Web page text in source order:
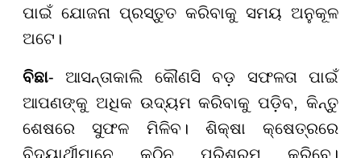
ପାଇଁ ଯୋଜନା ପ୍ରସ୍ତୁତ କରିବାକୁ ସମୟ ଅନୁକୂଳ
ଅଟେ।
ବିଛା- ଆସନ୍ତାକାଲି କୌଣସି ବଡ଼ ସଫଳତା ପାଇଁ
ଆପଣଙ୍କୁ ଅଧିକ ଉଦ୍ୟମ କରିବାକୁ ପଡ଼ିବ, କିନ୍ତୁ
ଶେଷରେ ସୁଫଳ ମିଳିବ। ଶିକ୍ଷା କ୍ଷେତ୍ରରେ
ବିଦ୍ୟାର୍ଥୀମାନେ କଠିନ ପରିଶ୍ରମ କରିବେ।